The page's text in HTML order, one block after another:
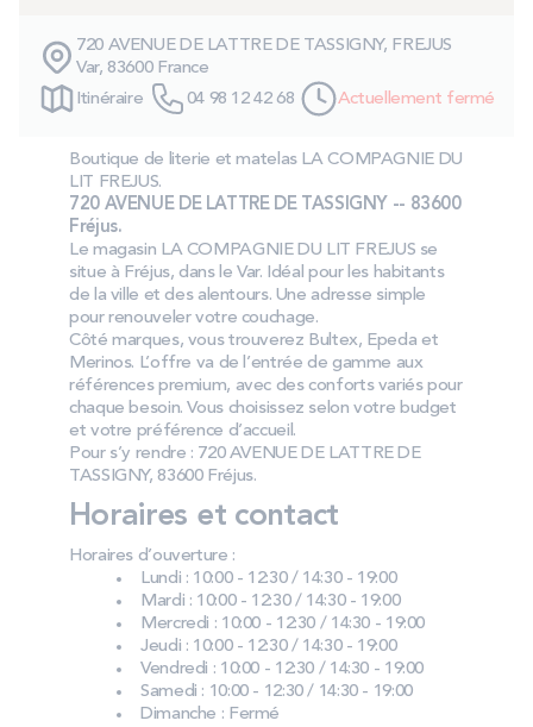
Technologie bultex
Nos engagements
Storelocator
Contact
Mon compte
720 AVENUE DE LATTRE DE TASSIGNY, FREJUS
Var, 83600 France
Itinéraire
04 98 12 42 68 Actuellement fermé
Boutique de literie et matelas LA COMPAGNIE DU
LIT FREJUS.
720 AVENUE DE LATTRE DE TASSIGNY -- 83600
Fréjus.
Le magasin LA COMPAGNIE DU LIT FREJUS se
situe à Fréjus, dans le Var. Idéal pour les habitants
de la ville et des alentours. Une adresse simple
pour renouveler votre couchage.
Côté marques, vous trouverez Bultex, Epeda et
Merinos. L’offre va de l’entrée de gamme aux
références premium, avec des conforts variés pour
chaque besoin. Vous choisissez selon votre budget
et votre préférence d’accueil.
Pour s’y rendre : 720 AVENUE DE LATTRE DE
TASSIGNY, 83600 Fréjus.
Horaires et contact
Horaires d’ouverture :
Lundi : 10:00 - 12:30 / 14:30 - 19:00
Mardi : 10:00 - 12:30 / 14:30 - 19:00
Mercredi : 10:00 - 12:30 / 14:30 - 19:00
Jeudi : 10:00 - 12:30 / 14:30 - 19:00
Vendredi : 10:00 - 12:30 / 14:30 - 19:00
Samedi : 10:00 - 12:30 / 14:30 - 19:00
Dimanche : Fermé